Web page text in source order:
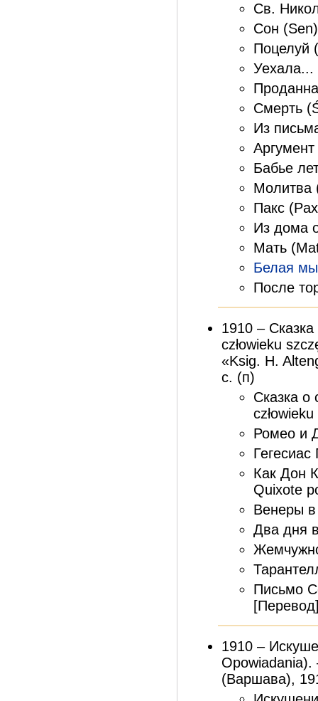
Св.
Сон
Поцелуй
Уехала...
Смерть
Из
Бабье
Молитва
Пакс
Из дома
Мать
Белая
После
1910 –
człowieku
«Ksig. H.
с. (п)
Сказка о
Ромео и
Как Дон
Quixote
Венеры
Два дня
Письмо
1910 –
(Варшава),